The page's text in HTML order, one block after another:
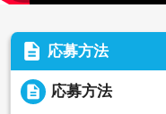
description 応募方法
description 応募方法